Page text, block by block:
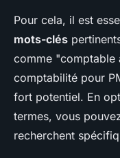
Pour cela, il est
mots-clés
comme "comptable
comptabilité pour
fort potentiel. En
termes, vous
recherchent